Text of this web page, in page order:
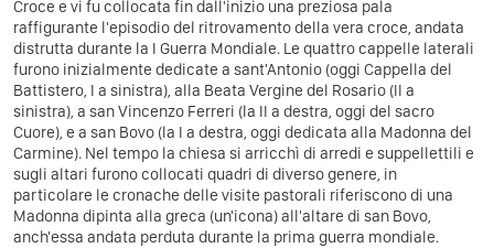
Croce e vi fu collocata fin dall'inizio una preziosa pala
raffigurante l'episodio del ritrovamento della vera croce, andata
distrutta durante la I Guerra Mondiale. Le quattro cappelle laterali
furono inizialmente dedicate a sant'Antonio (oggi Cappella del
Battistero, I a sinistra), alla Beata Vergine del Rosario (II a
sinistra), a san Vincenzo Ferreri (la II a destra, oggi del sacro
Cuore), e a san Bovo (la I a destra, oggi dedicata alla Madonna del
Carmine). Nel tempo la chiesa si arricchì di arredi e suppellettili e
sugli altari furono collocati quadri di diverso genere, in
particolare le cronache delle visite pastorali riferiscono di una
Madonna dipinta alla greca (un'icona) all'altare di san Bovo,
anch'essa andata perduta durante la prima guerra mondiale.